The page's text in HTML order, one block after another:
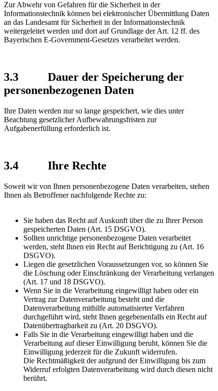
Zur Abwehr von Gefahren für die Sicherheit in der
Informationstechnik können bei elektronischer Übermittlung Daten
an das Landesamt für Sicherheit in der Informationstechnik
weitergeleitet werden und dort auf Grundlage der Art. 12 ff. des
Bayerischen E-Government-Gesetzes verarbeitet werden.
3.3 Dauer der Speicherung der
personenbezogenen Daten
Ihre Daten werden nur so lange gespeichert, wie dies unter
Beachtung gesetzlicher Aufbewahrungsfristen zur
Aufgabenerfüllung erforderlich ist.
3.4 Ihre Rechte
Soweit wir von Ihnen personenbezogene Daten verarbeiten, stehen
Ihnen als Betroffener nachfolgende Rechte zu:
Sie haben das Recht auf Auskunft über die zu Ihrer Person
gespeicherten Daten (Art. 15 DSGVO).
Sollten unrichtige personenbezogene Daten verarbeitet
werden, steht Ihnen ein Recht auf Berichtigung zu (Art. 16
DSGVO).
Liegen die gesetzlichen Voraussetzungen vor, so können Sie
die Löschung oder Einschränkung der Verarbeitung verlangen
(Art. 17 und 18 DSGVO).
Wenn Sie in die Verarbeitung eingewilligt haben oder ein
Vertrag zur Datenverarbeitung besteht und die
Datenverarbeitung mithilfe automatisierter Verfahren
durchgeführt wird, steht Ihnen gegebenenfalls ein Recht auf
Datenübertragbarkeit zu (Art. 20 DSGVO).
Falls Sie in die Verarbeitung eingewilligt haben und die
Verarbeitung auf dieser Einwilligung beruht, können Sie die
Einwilligung jederzeit für die Zukunft widerrufen.
Die Rechtmäßigkeit der aufgrund der Einwilligung bis zum
Widerruf erfolgten Datenverarbeitung wird durch diesen nicht
berührt.